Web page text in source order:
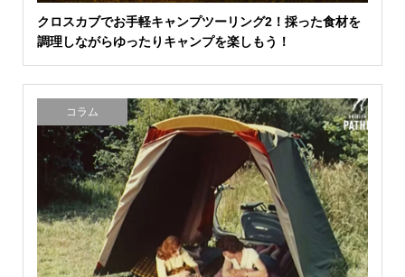
クロスカブでお手軽キャンプツーリング2！採った食材を
調理しながらゆったりキャンプを楽しもう！
コラム